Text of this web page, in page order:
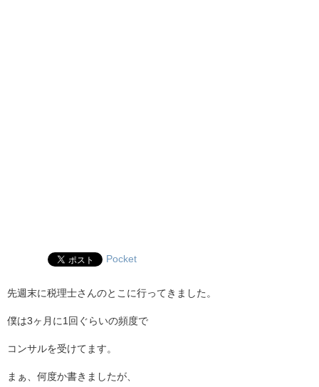
Pocket
先週末に税理士さんのとこに行ってきました。
僕は3ヶ月に1回ぐらいの頻度で
コンサルを受けてます。
まぁ、何度か書きましたが、